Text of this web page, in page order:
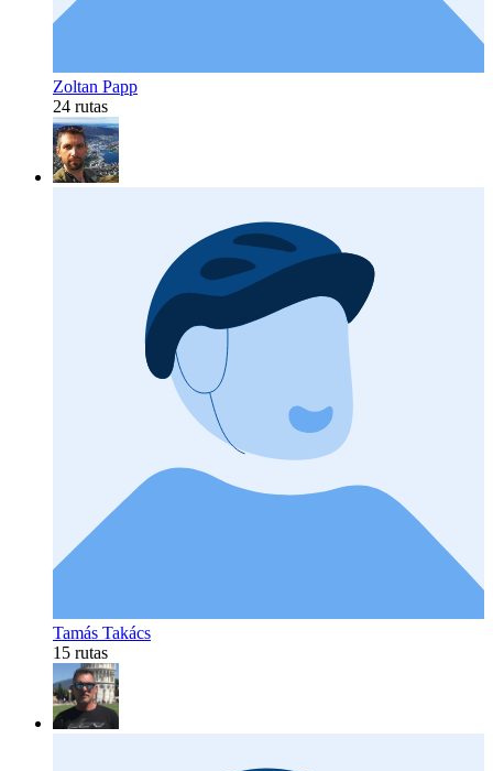
Zoltan Papp
24 rutas
Tamás Takács
15 rutas